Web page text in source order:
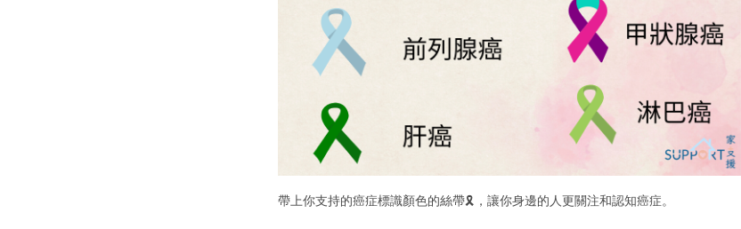
帶上你支持的癌症標識顏色的絲帶🎗 ，讓你身邊的人更關注和認知癌症。